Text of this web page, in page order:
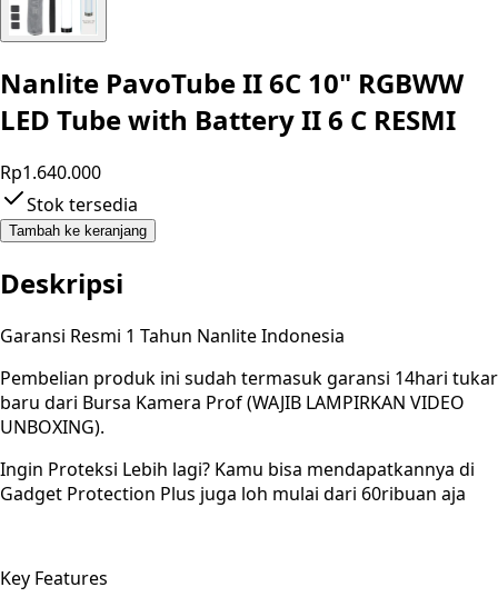
Nanlite PavoTube II 6C 10" RGBWW
LED Tube with Battery II 6 C RESMI
Rp1.640.000
Stok tersedia
Tambah ke keranjang
Deskripsi
Garansi Resmi 1 Tahun Nanlite Indonesia
Pembelian produk ini sudah termasuk garansi 14hari tukar
baru dari Bursa Kamera Prof (WAJIB LAMPIRKAN VIDEO
UNBOXING).
Ingin Proteksi Lebih lagi? Kamu bisa mendapatkannya di
Gadget Protection Plus juga loh mulai dari 60ribuan aja
Key Features